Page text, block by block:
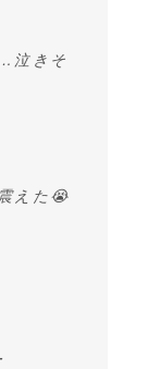
泣きそ
えた😭